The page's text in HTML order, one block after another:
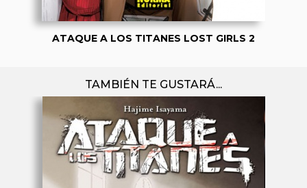
ATAQUE A LOS TITANES LOST GIRLS 2
TAMBIÉN TE GUSTARÁ...